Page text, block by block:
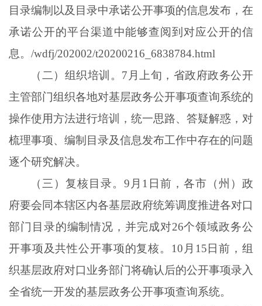
目录编制以及目录中承诺公开事项的信息发布，在
承诺公开的平台渠道中能够查阅到对应公开的信
息。 /wdfj/202002/t20200216_6838784.html
（二）组织培训。 7月上旬，省政府政务公开
主管部门组织各地对基层政务公开事项查询系统的
操作使用方法进行培训，统一思路、答疑解惑，对
梳理事项、编制目录及信息发布工作中存在的问题
逐个研究解决。
（三）复核目录。9月1日前，各市（州）政
府要会同本辖区内各基层政府统筹调度推进各对口
部门目录的编制情况，并完成对26个领域政务公
开事项及共性公开事项的复核。10月15日前，组
织基层政府对口业务部门将确认后的公开事项录入
全省统一开发的基层政务公开事项查询系统。